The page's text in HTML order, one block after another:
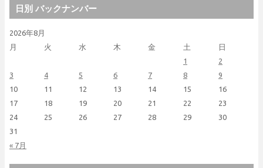
日別 バックナンバー
2026年8月
月
火 水 木 金 土 日
« 7月
1
2
3
4 5 6 7 8
9
10
11 12 13 14 15
16
17
18 19 20 21 22
23
24
25 26 27 28 29
30
31